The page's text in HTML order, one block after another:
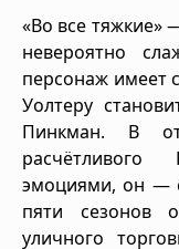
«Во все тяжкие»
невероятно
персонаж имеет
Уолтеру
Пинкман. В
эмоциями, он —
пяти сезонов
уличного